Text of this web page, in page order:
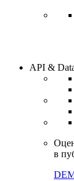
API &
в